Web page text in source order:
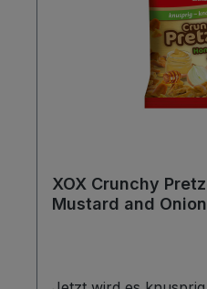
XOX Crunchy
Mustard and